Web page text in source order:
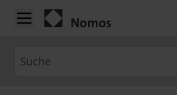
Zum Inhalt springen